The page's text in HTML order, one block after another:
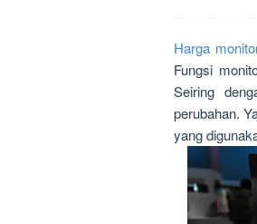
Harga
Fungsi
Seiring
perubahan.
yang